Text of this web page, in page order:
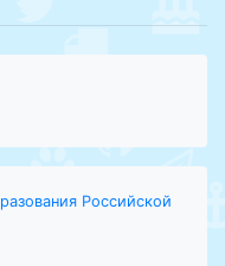
Российской